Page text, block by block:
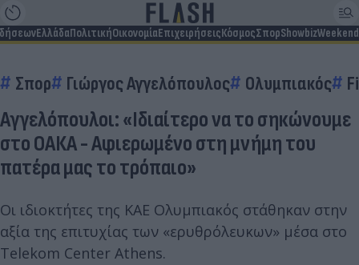
ΕλλάδαΠολιτικήΟικονομίαΕπιχειρήσειςΚόσμοςΣπορShowbizWeekend
Σπορ Γιώργος Αγγελόπουλος Ολυμπιακός
Αγγελόπουλοι: «Ιδιαίτερο να το σηκώνουμε
στο ΟΑΚΑ - Αφιερωμένο στη μνήμη του
πατέρα μας το τρόπαιο»
Οι ιδιοκτήτες της ΚΑΕ Ολυμπιακός στάθηκαν στην
αξία της επιτυχίας των «ερυθρόλευκων» μέσα στο
Telekom Center Athens.